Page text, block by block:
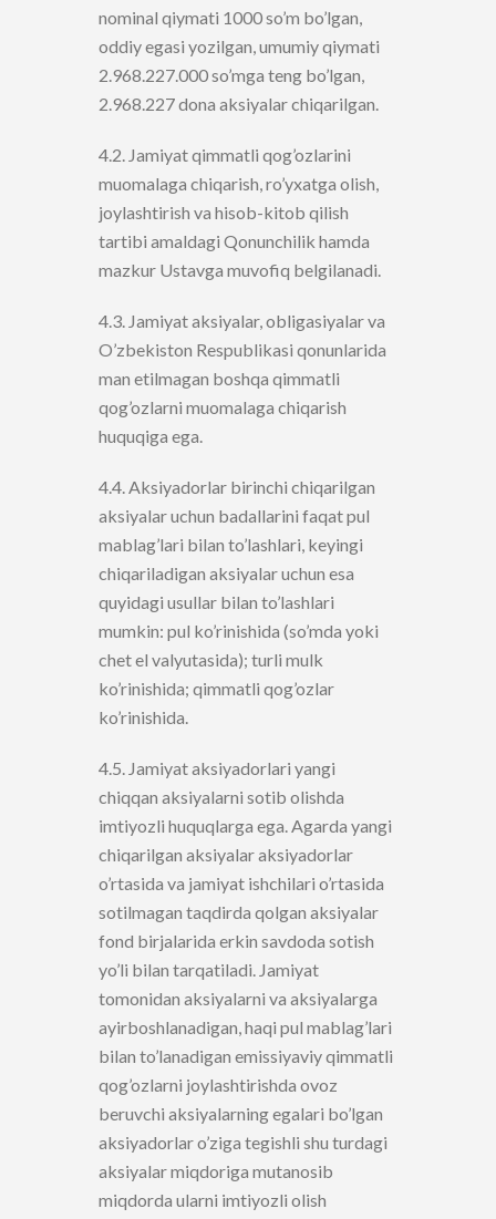
nominal qiymati 1000 so’m bo’lgan,
oddiy egasi yozilgan, umumiy qiymati
2.968.227.000 so’mga teng bo’lgan,
2.968.227 dona aksiyalar chiqarilgan.
4.2. Jamiyat qimmatli qog’ozlarini
muomalaga chiqarish, ro’yxatga olish,
joylashtirish va hisob-kitob qilish
tartibi amaldagi Qonunchilik hamda
mazkur Ustavga muvofiq belgilanadi.
4.3. Jamiyat aksiyalar, obligasiyalar va
O’zbekiston Respublikasi qonunlarida
man etilmagan boshqa qimmatli
qog’ozlarni muomalaga chiqarish
huquqiga ega.
4.4. Aksiyadorlar birinchi chiqarilgan
aksiyalar uchun badallarini faqat pul
mablag’lari bilan to’lashlari, keyingi
chiqariladigan aksiyalar uchun esa
quyidagi usullar bilan to’lashlari
mumkin: pul ko’rinishida (so’mda yoki
chet el valyutasida); turli mulk
ko’rinishida; qimmatli qog’ozlar
ko’rinishida.
4.5. Jamiyat aksiyadorlari yangi
chiqqan aksiyalarni sotib olishda
imtiyozli huquqlarga ega. Agarda yangi
chiqarilgan aksiyalar aksiyadorlar
o’rtasida va jamiyat ishchilari o’rtasida
sotilmagan taqdirda qolgan aksiyalar
fond birjalarida erkin savdoda sotish
yo’li bilan tarqatiladi. Jamiyat
tomonidan aksiyalarni va aksiyalarga
ayirboshlanadigan, haqi pul mablag’lari
bilan to’lanadigan emissiyaviy qimmatli
qog’ozlarni joylashtirishda ovoz
beruvchi aksiyalarning egalari bo’lgan
aksiyadorlar o’ziga tegishli shu turdagi
aksiyalar miqdoriga mutanosib
miqdorda ularni imtiyozli olish